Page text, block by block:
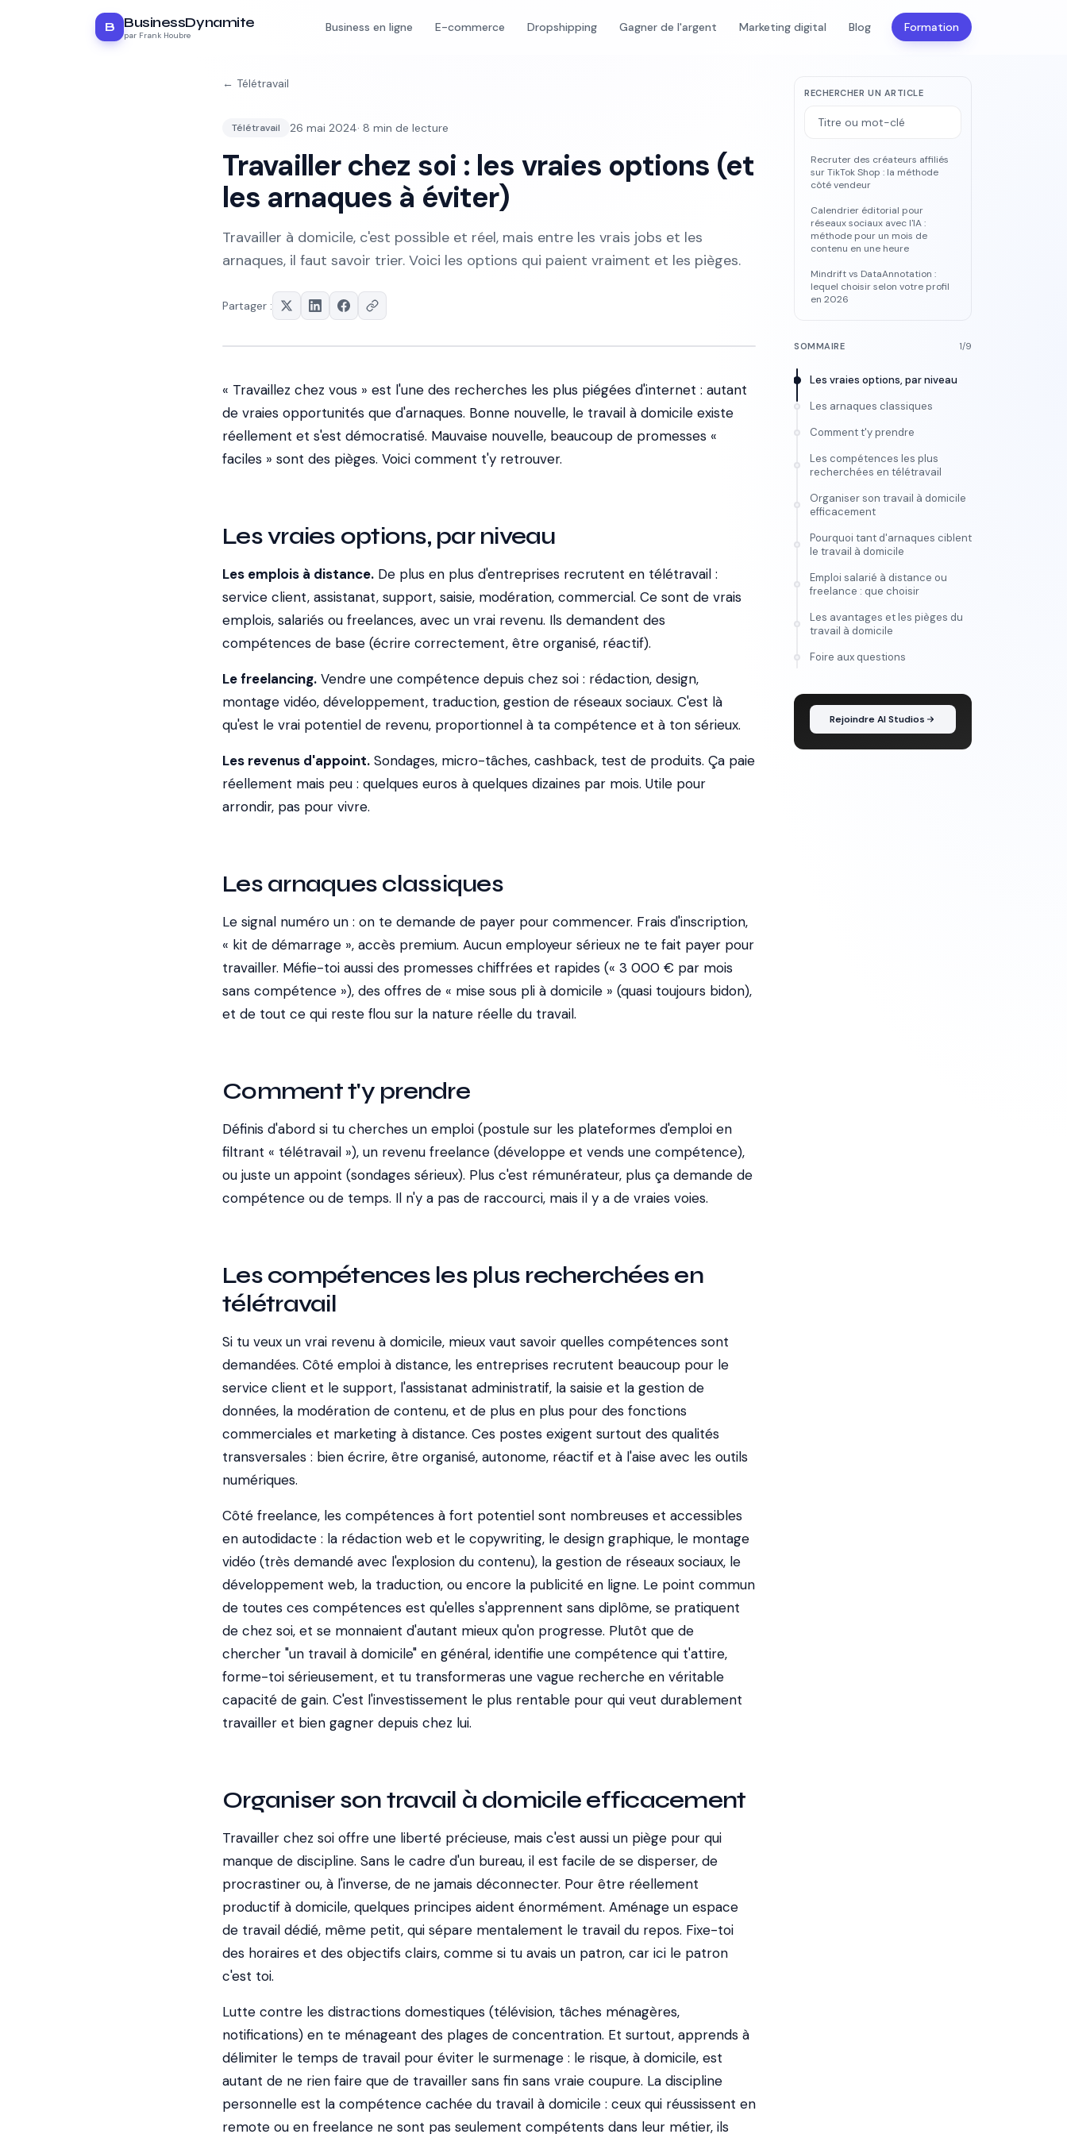
B BusinessDynamite
par Frank Houbre
Business en ligne E-commerce Dropshipping Gagner de l'argent Marketing digital Blog Formation
← Télétravail
Télétravail 26 mai 2024· 8 min de lecture
Travailler chez soi : les vraies options (et
les arnaques à éviter)
Travailler à domicile, c'est possible et réel, mais entre les vrais jobs et les
arnaques, il faut savoir trier. Voici les options qui paient vraiment et les pièges.
Partager :
« Travaillez chez vous » est l'une des recherches les plus piégées d'internet : autant
de vraies opportunités que d'arnaques. Bonne nouvelle, le travail à domicile existe
réellement et s'est démocratisé. Mauvaise nouvelle, beaucoup de promesses «
faciles » sont des pièges. Voici comment t'y retrouver.
Les vraies options, par niveau
Les emplois à distance. De plus en plus d'entreprises recrutent en télétravail :
service client, assistanat, support, saisie, modération, commercial. Ce sont de vrais
emplois, salariés ou freelances, avec un vrai revenu. Ils demandent des
compétences de base (écrire correctement, être organisé, réactif).
Le freelancing. Vendre une compétence depuis chez soi : rédaction, design,
montage vidéo, développement, traduction, gestion de réseaux sociaux. C'est là
qu'est le vrai potentiel de revenu, proportionnel à ta compétence et à ton sérieux.
Les revenus d'appoint. Sondages, micro-tâches, cashback, test de produits. Ça paie
réellement mais peu : quelques euros à quelques dizaines par mois. Utile pour
arrondir, pas pour vivre.
Les arnaques classiques
Le signal numéro un : on te demande de payer pour commencer. Frais d'inscription,
« kit de démarrage », accès premium. Aucun employeur sérieux ne te fait payer pour
travailler. Méfie-toi aussi des promesses chiffrées et rapides (« 3 000 € par mois
sans compétence »), des offres de « mise sous pli à domicile » (quasi toujours bidon),
et de tout ce qui reste flou sur la nature réelle du travail.
Comment t'y prendre
Définis d'abord si tu cherches un emploi (postule sur les plateformes d'emploi en
filtrant « télétravail »), un revenu freelance (développe et vends une compétence),
ou juste un appoint (sondages sérieux). Plus c'est rémunérateur, plus ça demande de
compétence ou de temps. Il n'y a pas de raccourci, mais il y a de vraies voies.
Les compétences les plus recherchées en
télétravail
Si tu veux un vrai revenu à domicile, mieux vaut savoir quelles compétences sont
demandées. Côté emploi à distance, les entreprises recrutent beaucoup pour le
service client et le support, l'assistanat administratif, la saisie et la gestion de
données, la modération de contenu, et de plus en plus pour des fonctions
commerciales et marketing à distance. Ces postes exigent surtout des qualités
transversales : bien écrire, être organisé, autonome, réactif et à l'aise avec les outils
numériques.
Côté freelance, les compétences à fort potentiel sont nombreuses et accessibles
en autodidacte : la rédaction web et le copywriting, le design graphique, le montage
vidéo (très demandé avec l'explosion du contenu), la gestion de réseaux sociaux, le
développement web, la traduction, ou encore la publicité en ligne. Le point commun
de toutes ces compétences est qu'elles s'apprennent sans diplôme, se pratiquent
de chez soi, et se monnaient d'autant mieux qu'on progresse. Plutôt que de
chercher "un travail à domicile" en général, identifie une compétence qui t'attire,
forme-toi sérieusement, et tu transformeras une vague recherche en véritable
capacité de gain. C'est l'investissement le plus rentable pour qui veut durablement
travailler et bien gagner depuis chez lui.
Organiser son travail à domicile efficacement
Travailler chez soi offre une liberté précieuse, mais c'est aussi un piège pour qui
manque de discipline. Sans le cadre d'un bureau, il est facile de se disperser, de
procrastiner ou, à l'inverse, de ne jamais déconnecter. Pour être réellement
productif à domicile, quelques principes aident énormément. Aménage un espace
de travail dédié, même petit, qui sépare mentalement le travail du repos. Fixe-toi
des horaires et des objectifs clairs, comme si tu avais un patron, car ici le patron
c'est toi.
Lutte contre les distractions domestiques (télévision, tâches ménagères,
notifications) en te ménageant des plages de concentration. Et surtout, apprends à
délimiter le temps de travail pour éviter le surmenage : le risque, à domicile, est
autant de ne rien faire que de travailler sans fin sans vraie coupure. La discipline
personnelle est la compétence cachée du travail à domicile : ceux qui réussissent en
remote ou en freelance ne sont pas seulement compétents dans leur métier, ils
RECHERCHER UN ARTICLE
Recruter des créateurs affiliés
sur TikTok Shop : la méthode
côté vendeur
Calendrier éditorial pour
réseaux sociaux avec l'IA :
méthode pour un mois de
contenu en une heure
Mindrift vs DataAnnotation :
lequel choisir selon votre profil
en 2026
SOMMAIRE 1/9
Les vraies options, par niveau
Les arnaques classiques
Comment t'y prendre
Les compétences les plus
recherchées en télétravail
Organiser son travail à domicile
efficacement
Pourquoi tant d'arnaques ciblent
le travail à domicile
Emploi salarié à distance ou
freelance : que choisir
Les avantages et les pièges du
travail à domicile
Foire aux questions
Rejoindre AI Studios